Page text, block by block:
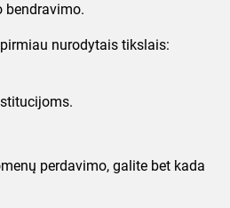
bendravimo.
nurodytais tikslais:
perdavimo, galite bet kada